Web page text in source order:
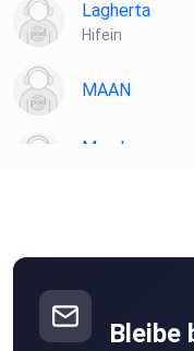
Lagherta
Hifein
MAAN
Maralen
Knirps2006
Bleibe